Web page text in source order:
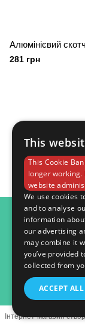
Алюмінієвий
281 грн
Інтернет-магазин
This
This Cookie
longer working.
website
We use cookies
and to analyse
information
our advertising
may combine it
you’ve provided
collected from
ACCEPT ALL